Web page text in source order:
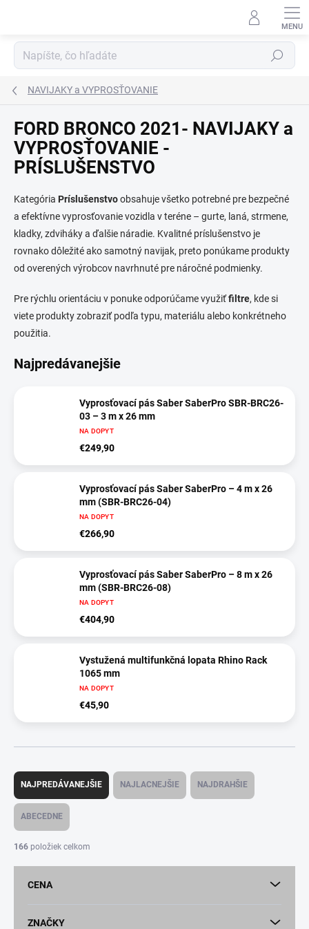
Hľadať
NAVIJAKY a VYPROSŤOVANIE
FORD BRONCO 2021- NAVIJAKY a
VYPROSŤOVANIE -
PRÍSLUŠENSTVO
Kategória Príslušenstvoobsahuje všetko potrebné pre bezpečné
a efektívne vyprosťovanie vozidla v teréne – gurte, laná, strmene,
kladky, zdviháky a ďalšie náradie. Kvalitné príslušenstvo je
rovnako dôležité ako samotný navijak, preto ponúkame produkty
od overených výrobcov navrhnuté pre náročné podmienky.
Pre rýchlu orientáciu v ponuke odporúčame využiťfiltre, kde si
viete produkty zobraziť podľa typu, materiálu alebo konkrétneho
použitia.
Najpredávanejšie
Vyprosťovací pás Saber SaberPro SBR-BRC26-
03 – 3 m x 26 mm
NA DOPYT
€249,90
Vyprosťovací pás Saber SaberPro – 4 m x 26
mm (SBR-BRC26-04)
NA DOPYT
€266,90
Vyprosťovací pás Saber SaberPro – 8 m x 26
mm (SBR-BRC26-08)
NA DOPYT
€404,90
Vystužená multifunkčná lopata Rhino Rack
1065 mm
NA DOPYT
€45,90
R
d
n
i
NAJPREDÁVANEJŠIE NAJLACNEJŠIE NAJDRAHŠIE
ABECEDNE
166 položiek celkom
CENA
ZNAČKY